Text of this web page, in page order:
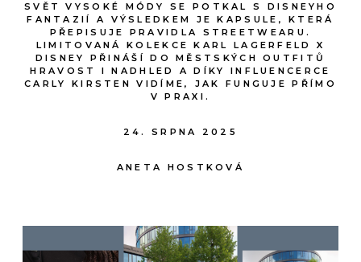
SVĚT VYSOKÉ MÓDY SE POTKAL S DISNEYHO
FANTAZIÍ A VÝSLEDKEM JE KAPSULE, KTERÁ
PŘEPISUJE PRAVIDLA STREETWEARU.
LIMITOVANÁ KOLEKCE KARL LAGERFELD X
DISNEY PŘINÁŠÍ DO MĚSTSKÝCH OUTFITŮ
HRAVOST I NADHLED A DÍKY INFLUENCERCE
CARLY KIRSTEN VIDÍME, JAK FUNGUJE PŘÍMO
V PRAXI.
24. SRPNA 2025
ANETA HOSTKOVÁ